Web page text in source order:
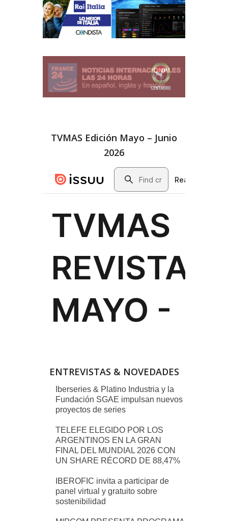
TVMAS Edición Mayo – Junio
2026
ENTREVISTAS & NOVEDADES
Iberseries & Platino Industria y la
Fundación SGAE impulsan nuevos
proyectos de series
TELEFE ELEGIDO POR LOS
ARGENTINOS EN LA GRAN
FINAL DEL MUNDIAL 2026 CON
UN SHARE RÉCORD DE 88,47%
IBEROFIC invita a participar de
panel virtual y gratuito sobre
sostenibilidad